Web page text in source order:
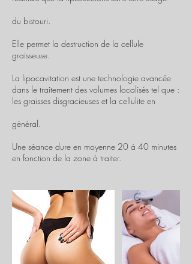
du bistouri.
Elle permet la destruction de la cellule
graisseuse.
La lipocavitation est une technologie avancée
dans le traitement des volumes localisés tel que :
les graisses disgracieuses et la cellulite en
général.
Une séance dure en moyenne 20 à 40 minutes
en fonction de la zone à traiter.